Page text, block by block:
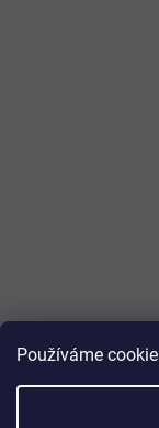
Používáme